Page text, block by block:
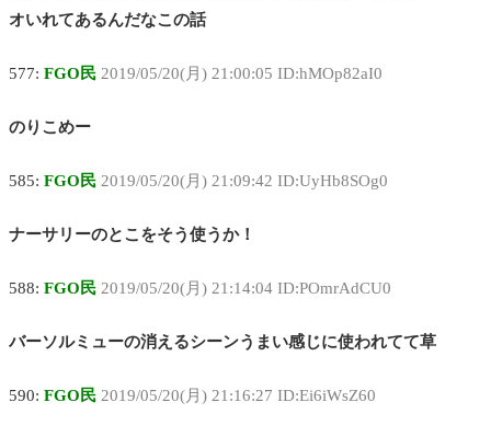
オいれてあるんだなこの話
577: FGO民 2019/05/20(月) 21:00:05 ID:hMOp82aI0
のりこめー
585: FGO民 2019/05/20(月) 21:09:42 ID:UyHb8SOg0
ナーサリーのとこをそう使うか！
588: FGO民 2019/05/20(月) 21:14:04 ID:POmrAdCU0
バーソルミューの消えるシーンうまい感じに使われてて草
590: FGO民 2019/05/20(月) 21:16:27 ID:Ei6iWsZ60